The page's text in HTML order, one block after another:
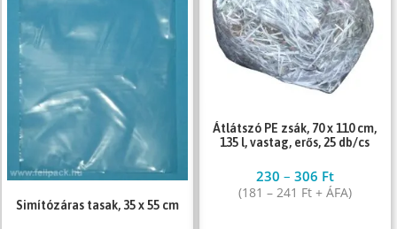
Simítózáras tasak, 35 x 55 cm
Átlátszó PE zsák, 70 x 110 cm,
135 l, vastag, erős, 25 db/cs
230 – 306 Ft
(181 – 241 Ft+ ÁFA)